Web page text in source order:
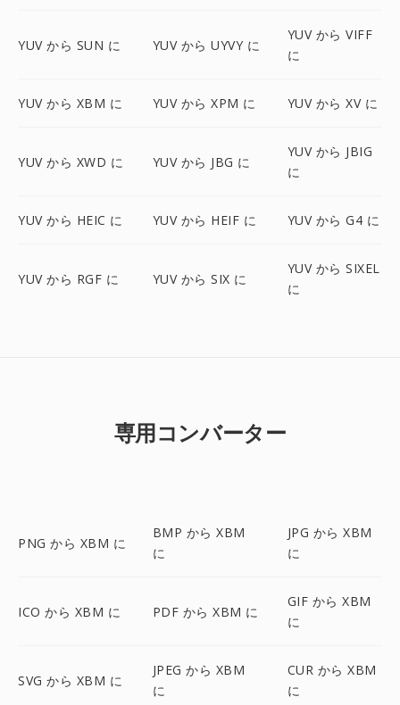
YUV から SUN に YUV から UYVY に
YUV から VIFF
に
YUV から XBM に YUV から XPM に YUV から XV に
YUV から XWD に YUV から JBG に
YUV から JBIG
に
YUV から HEIC に YUV から HEIF に YUV から G4 に
YUV から RGF に YUV から SIX に
YUV から SIXEL
に
専用コンバーター
PNG から XBM に
BMP から XBM
に
JPG から XBM
に
ICO から XBM に PDF から XBM に
GIF から XBM
に
SVG から XBM に
JPEG から XBM
に
CUR から XBM
に